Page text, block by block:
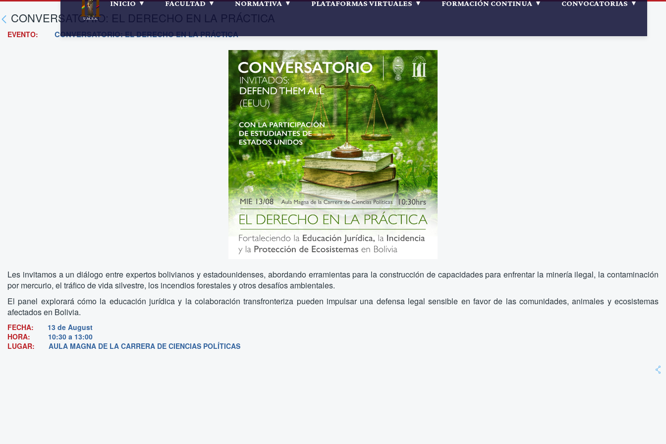
INICIO FACULTAD NORMATIVA PLATAFORMAS VIRTUALES FORMACIÓN CONTINUA CONVOCATORIAS
CONVERSATORIO: EL DERECHO EN LA PRÁCTICA
EVENTO: CONVERSATORIO: EL DERECHO EN LA PRÁCTICA
Les invitamos a un diálogo entre expertos bolivianos y estadounidenses, abordando erramientas para la construcción de capacidades para enfrentar la minería ilegal, la contaminación
por mercurio, el tráfico de vida silvestre, los incendios forestales y otros desafíos ambientales.
El panel explorará cómo la educación jurídica y la colaboración transfronteriza pueden impulsar una defensa legal sensible en favor de las comunidades, animales y ecosistemas
afectados en Bolivia.
FECHA: 13 de August
HORA: 10:30 a 13:00
LUGAR: AULA MAGNA DE LA CARRERA DE CIENCIAS POLÍTICAS